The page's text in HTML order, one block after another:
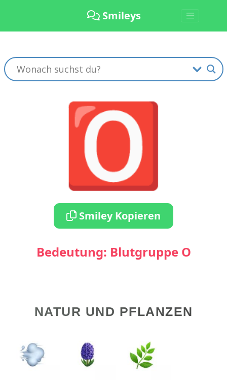
Smileys
🅾️
Smiley Kopieren
Bedeutung: Blutgruppe O
NATUR UND PFLANZEN